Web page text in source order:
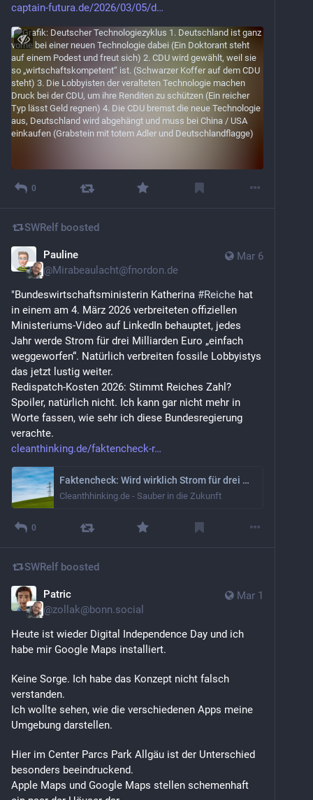
captain-futura.de/2026/03/05/d
0
SWRelf boosted
Mar 6
Pauline
@Mirabeaulacht@fnordon.de
"Bundeswirtschaftsministerin Katherina #Reiche hat
in einem am 4. März 2026 verbreiteten offiziellen
Ministeriums-Video auf LinkedIn behauptet, jedes
Jahr werde Strom für drei Milliarden Euro „einfach
weggeworfen“. Natürlich verbreiten fossile Lobbyistys
das jetzt lustig weiter.
Redispatch-Kosten 2026: Stimmt Reiches Zahl?
Spoiler, natürlich nicht. Ich kann gar nicht mehr in
Worte fassen, wie sehr ich diese Bundesregierung
verachte.
cleanthinking.de/faktencheck-r
Faktencheck: Wird wirklich Strom für drei Mrd. Euro pro Jahr weggeworfen?
Cleanthhinking.de - Sauber in die Zukunft
0
SWRelf boosted
Mar 1
Patric
@zollak@bonn.social
Heute ist wieder Digital Independence Day und ich
habe mir Google Maps installiert.
Keine Sorge. Ich habe das Konzept nicht falsch
verstanden.
Ich wollte sehen, wie die verschiedenen Apps meine
Umgebung darstellen.
Hier im Center Parcs Park Allgäu ist der Unterschied
besonders beeindruckend.
Apple Maps und Google Maps stellen schemenhaft